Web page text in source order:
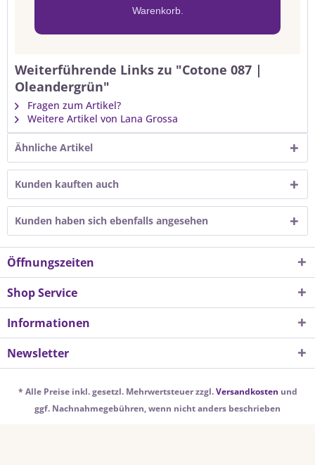
Warenkorb.
Weiterführende Links zu "Cotone 087 |
Oleandergrün"
Fragen zum Artikel?
Weitere Artikel von Lana Grossa
Ähnliche Artikel
Kunden kauften auch
Kunden haben sich ebenfalls angesehen
Öffnungszeiten
Shop Service
Informationen
Newsletter
* Alle Preise inkl. gesetzl. Mehrwertsteuer zzgl.Versandkosten und
ggf. Nachnahmegebühren, wenn nicht anders beschrieben